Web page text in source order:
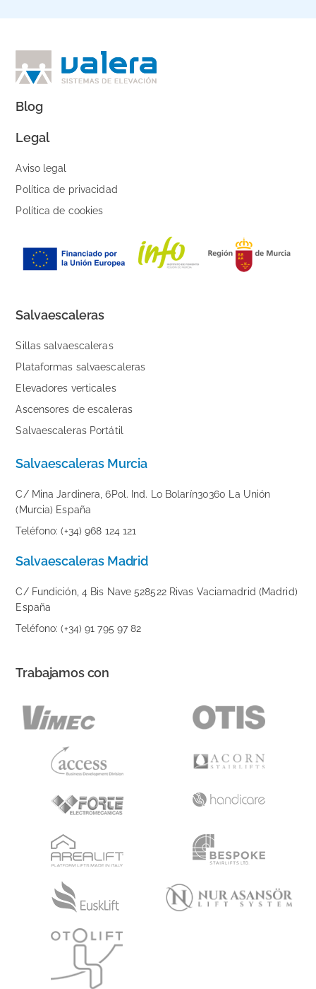
Blog
Legal
Aviso legal
Política de privacidad
Política de cookies
Salvaescaleras
Sillas salvaescaleras
Plataformas salvaescaleras
Elevadores verticales
Ascensores de escaleras
Salvaescaleras Portátil
Salvaescaleras Murcia
C/ Mina Jardinera, 6Pol. Ind. Lo Bolarín30360 La Unión
(Murcia) España
Teléfono: (+34) 968 124 121
Salvaescaleras Madrid
C/ Fundición, 4 Bis Nave 528522 Rivas Vaciamadrid (Madrid)
España
Teléfono: (+34) 91 795 97 82
Trabajamos con